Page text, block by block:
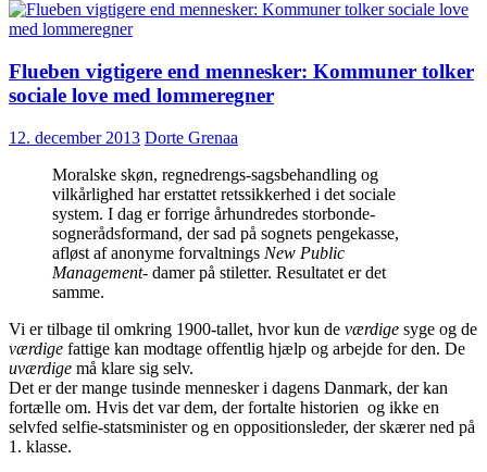
vi
til
Flueben vigtigere end mennesker: Kommuner tolker
sociale love med lommeregner
12. december 2013 Dorte Grenaa
Moralske skøn, regnedrengs-sagsbehandling og
vilkårlighed har erstattet retssikkerhed i det sociale
system. I dag er forrige århundredes storbonde-
sognerådsformand, der sad på sognets pengekasse,
afløst af anonyme forvaltnings New Public
Management- damer på stiletter. Resultatet er det
samme.
Vi er tilbage til omkring 1900-tallet, hvor kun de værdige syge og de
værdige fattige kan modtage offentlig hjælp og arbejde for den. De
uværdige må klare sig selv.
Det er der mange tusinde mennesker i dagens Danmark, der kan
fortælle om. Hvis det var dem, der fortalte historien og ikke en
selvfed selfie-statsminister og en oppositionsleder, der skærer ned på
1. klasse.